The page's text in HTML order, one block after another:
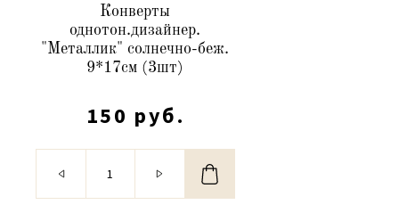
Конверты
однотон.дизайнер.
"Металлик" солнечно-беж.
9*17см (3шт)
150 руб.